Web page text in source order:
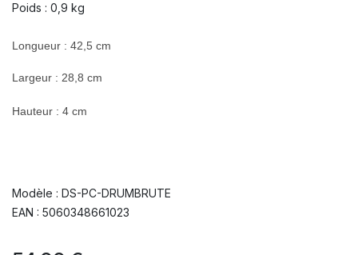
Poids : 0,9 kg
Longueur : 42,5 cm
Largeur : 28,8 cm
Hauteur : 4 cm
Modèle : DS-PC-DRUMBRUTE
EAN : 5060348661023